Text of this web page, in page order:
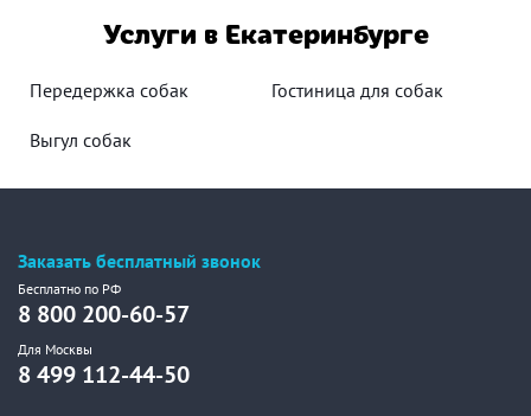
Услуги в Екатеринбурге
Передержка собак Гостиница для собак
Выгул собак
Заказать бесплатный звонок
Бесплатно по РФ
8 800 200-60-57
Для Москвы
8 499 112-44-50